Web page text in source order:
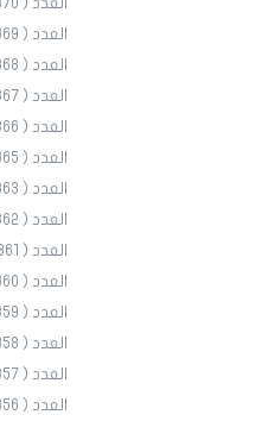
العدد ( 1869)
العدد ( 1868)
العدد ( 1867)
العدد ( 1866)
العدد ( 1865)
العدد ( 1863)
العدد ( 1862)
العدد ( 1861)
العدد ( 1860)
العدد ( 1859)
العدد ( 1858)
العدد ( 1857)
العدد ( 1856)